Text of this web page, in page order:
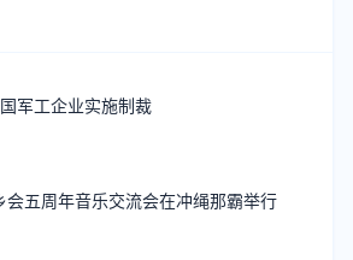
军工企业实施制裁
会五周年音乐交流会在冲绳那霸举行